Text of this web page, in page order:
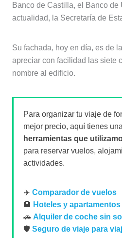
Banco de Castilla, el Banco de
actualidad, la Secretaría de
Su fachada, hoy en día, es de
apreciar con facilidad las siete
nombre al edificio.
Para organizar tu viaje de
mejor precio, aquí tienes
herramientas que
para reservar vuelos,
actividades.
✈️ Comparador de vuelos
🏨 Hoteles y
🚗 Alquiler de coche sin
🛡️ Seguro de viaje para